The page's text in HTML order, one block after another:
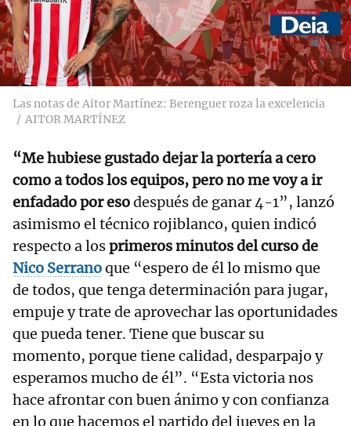
Las notas de Aitor Martínez: Berenguer roza la excelencia
AITOR MARTÍNEZ
“Me hubiese gustado dejar la portería a cero
como a todos los equipos, pero no me voy a ir
enfadado por esodespués de ganar 4-1”, lanzó
asimismo el técnico rojiblanco, quien indicó
respecto a losprimeros minutos del curso de
Nico Serranoque “espero de él lo mismo que
de todos, que tenga determinación para jugar,
empuje y trate de aprovechar las oportunidades
que pueda tener. Tiene que buscar su
momento, porque tiene calidad, desparpajo y
esperamos mucho de él”. “Esta victoria nos
hace afrontar con buen ánimo y con confianza
en lo que hacemos el partido del jueves en la